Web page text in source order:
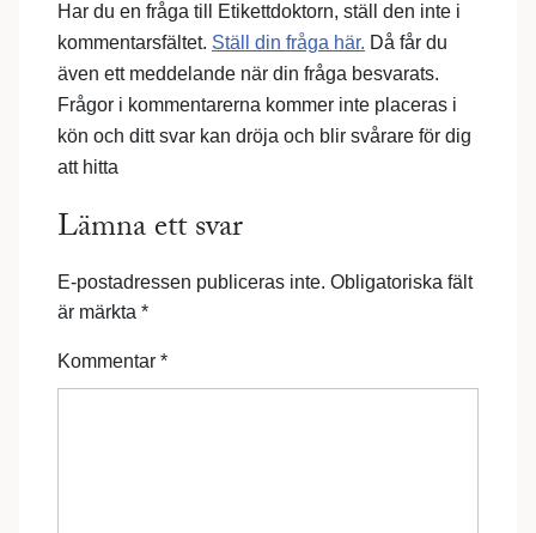
Har du en fråga till Etikettdoktorn, ställ den inte i
kommentarsfältet. Ställ din fråga här. Då får du
även ett meddelande när din fråga besvarats.
Frågor i kommentarerna kommer inte placeras i
kön och ditt svar kan dröja och blir svårare för dig
att hitta
Lämna ett svar
E-postadressen publiceras inte. Obligatoriska fält
är märkta *
Kommentar *